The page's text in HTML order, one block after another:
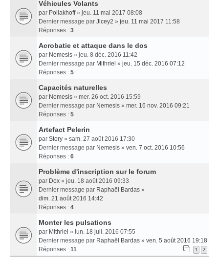
Véhicules Volants
par Poliakhoff» jeu. 11 mai 2017 08:08
Dernier message par Jicey2 » jeu. 11 mai 2017 11:58
Réponses : 3
Acrobatie et attaque dans le dos
par Nemesis » jeu. 8 déc. 2016 11:42
Dernier message par Mithriel » jeu. 15 déc. 2016 07:12
Réponses : 5
Capacités naturelles
par Nemesis » mer. 26 oct. 2016 15:59
Dernier message par Nemesis » mer. 16 nov. 2016 09:21
Réponses : 5
Artefact Pelerin
par Story » sam. 27 août 2016 17:30
Dernier message par Nemesis » ven. 7 oct. 2016 10:56
Réponses : 6
Problème d'inscription sur le forum
par Dox » jeu. 18 août 2016 09:33
Dernier message par Raphaël Bardas »
dim. 21 août 2016 14:42
Réponses : 4
Monter les pulsations
par Mithriel » lun. 18 juil. 2016 07:55
Dernier message par Raphaël Bardas » ven. 5 août 2016 19:18
Réponses : 11 1 2